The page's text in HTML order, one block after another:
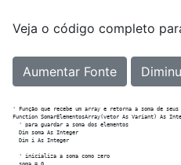
Veja o código completo
Aumentar Fonte
' Função que recebe um array e retorna a soma de seus
Function SomarElementosArray(vetor As Variant) As
  ' para guardar a soma dos elementos
  Dim soma As Integer
  Dim i As Integer
  ' inicializa a soma como zero